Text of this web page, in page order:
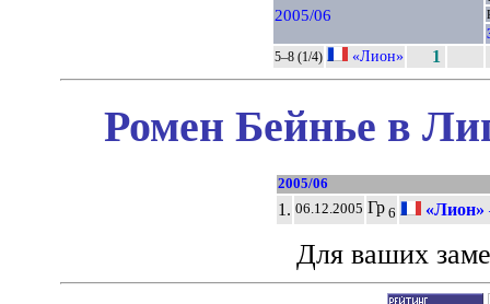
2005/06
5–8 (1/4) «Лион» 1
Ромен Бейнье в
2005/06
1. 06.12.2005 Гр 6 «Лион»
Для ваших